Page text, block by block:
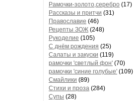
Рамочки-золото,серебро (17)
Рассказы и притчи (31)
Православие (46)
Рецепты ЗОЖ (248)
Рукоделие (105)
С днём рождения (25)
Салаты и закуски (119)
рамочки 'светлый фон' (70)
рамочки 'синие голубые' (109)
Смайлики (89)
Стихи и проза (284)
Супы (28)